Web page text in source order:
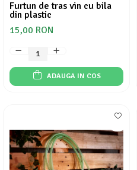
Furtun de tras vin cu bila
din plastic
15,00 RON
ADAUGA IN COS